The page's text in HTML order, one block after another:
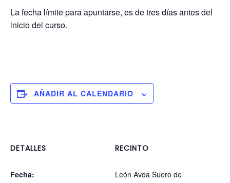
La fecha límite para apuntarse, es de tres días antes del
inicio del curso.
AÑADIR AL CALENDARIO
DETALLES
Fecha:
RECINTO
León Avda Suero de